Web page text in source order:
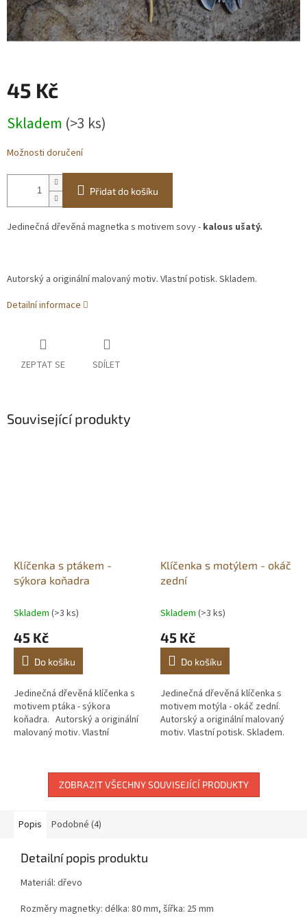
Obchodní
podmínky
Ověřování
recenzí
Přihlášení
45 Kč
cena:
Skladem (>3 ks)
Možnosti doručení
Přidat do košíku
Jedinečná dřevěná magnetka s motivem sovy - kalous ušatý.
Autorský a originální malovaný motiv. Vlastní potisk. Skladem.
Detailní informace
ZEPTAT SE SDÍLET
Související produkty
Klíčenka s ptákem -
sýkora koňadra
Skladem (>3 ks)
45 Kč
Do košíku
Jedinečná dřevěná klíčenka s
motivem ptáka - sýkora
koňadra. Autorský a originální
malovaný motiv. Vlastní
Klíčenka s motýlem - okáč
zední
Skladem (>3 ks)
45 Kč
Do košíku
Jedinečná dřevěná klíčenka s
motivem motýla - okáč zední.
Autorský a originální malovaný
motiv. Vlastní potisk. Skladem.
ZOBRAZIT VŠECHNY SOUVISEJÍCÍ PRODUKTY
Popis Podobné (4)
Detailní popis produktu
Materiál: dřevo
Rozměry magnetky: délka: 80 mm, šířka: 25 mm